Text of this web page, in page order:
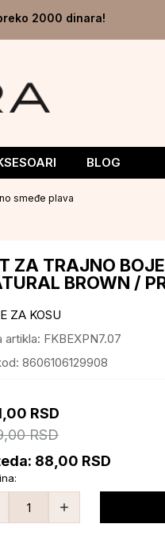
2000 dinara!
BLOG
smeđe plava
ZA TRAJNO
BROWN /
ZA KOSU
artikla: FKBEXPN7.07
8606106129908
RSD
RSD
88,00 RSD